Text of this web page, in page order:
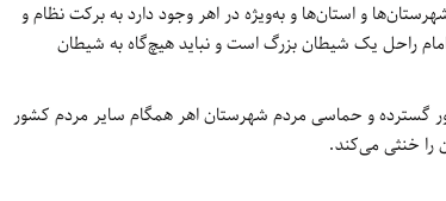
و استان‌ها و به‌ویژه در اهر وجود دارد به برکت نظام و
راحل یک شیطان بزرگ است و نباید هیچ‌گاه به شیطان
گسترده و حماسی مردم شهرستان اهر همگام سایر مردم کشور